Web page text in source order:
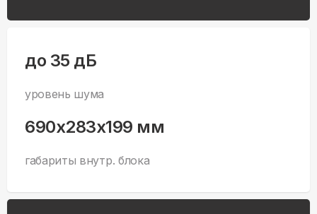
до 35 дБ
уровень шума
690x283x199 мм
габариты внутр. блока